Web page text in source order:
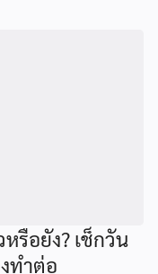
รือยัง? เช็กวัน
ทำต่อ